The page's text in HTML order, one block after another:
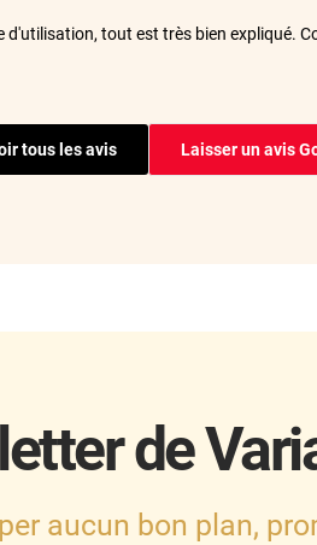
d'utilisation, tout est très bien expliqué.
tous les avis Laisser un avis
de
aucun bon plan,